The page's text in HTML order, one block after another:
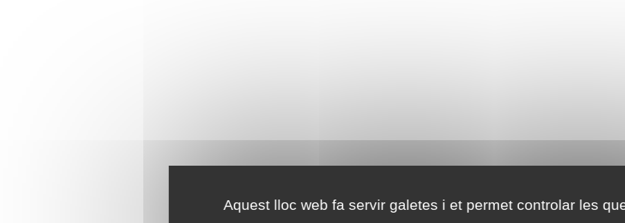
Aquest lloc web fa servir galetes i et permet controlar les